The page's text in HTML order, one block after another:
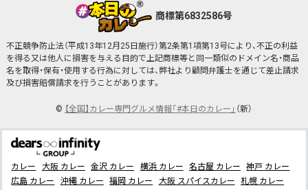
商標第6832586号
不正競争防止法（平成13年12月25日施行）第2条第1項第13号により、不正の利益
を得る又は他人に損害を与える目的で上記商標等と同一類似のドメイン名・商品
名を取得・保有・使用する行為に対しては、弊社より顧問弁護士を通じて差止請求
及び損害賠償請求を行うことがあります。
© 【全国】カレー専門グルメ情報「#本日のカレー」 （新）
カレー 大阪 カレー 金沢 カレー 横浜 カレー 名古屋 カレー
神戸 カレー
広島 カレー
沖縄 カレー 福岡 カレー 大阪 スパイスカレー 札幌 カレー